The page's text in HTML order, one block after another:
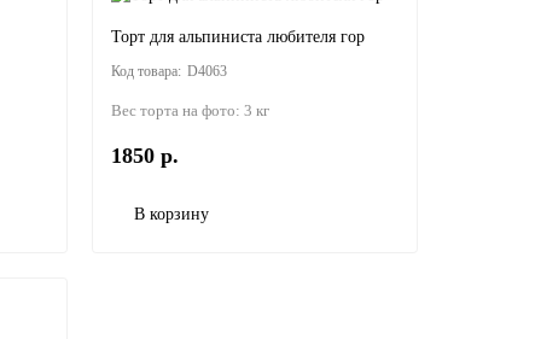
Торт для альпиниста любителя гор
D4063
Вес торта на фото: 3 кг
1850 р.
В корзину